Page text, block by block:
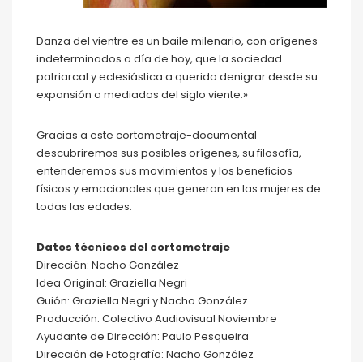
Danza del vientre es un baile milenario, con orígenes
indeterminados a día de hoy, que la sociedad
patriarcal y eclesiástica a querido denigrar desde su
expansión a mediados del siglo viente.»
Gracias a este cortometraje-documental
descubriremos sus posibles orígenes, su filosofía,
entenderemos sus movimientos y los beneficios
físicos y emocionales que generan en las mujeres de
todas las edades.
Datos técnicos del cortometraje
Dirección: Nacho González
Idea Original: Graziella Negri
Guión: Graziella Negri y Nacho González
Producción: Colectivo Audiovisual Noviembre
Ayudante de Dirección: Paulo Pesqueira
Dirección de Fotografía: Nacho González